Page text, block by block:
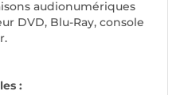
audionumériques
DVD, Blu-Ray, console
: